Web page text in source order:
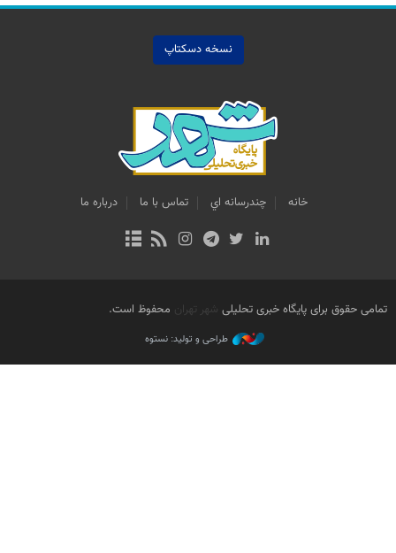
نسخه دسکتاپ
خانه چندرسانه اي تماس با ما درباره ما
تمامی حقوق برای پایگاه خبری تحلیلی شهر تهران محفوظ است.
طراحی و تولید: نستوه